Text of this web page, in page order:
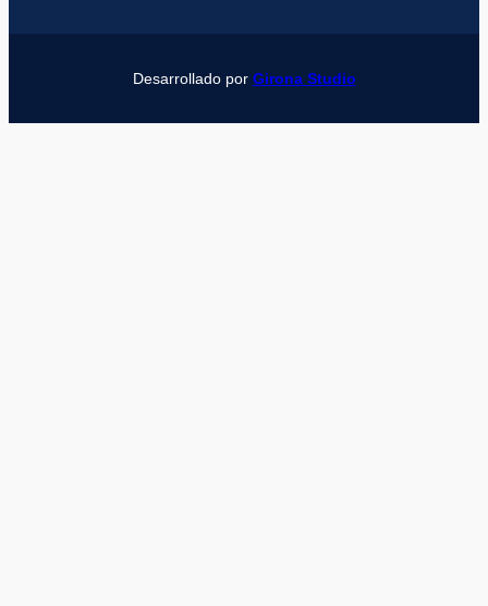
Desarrollado por Girona Studio